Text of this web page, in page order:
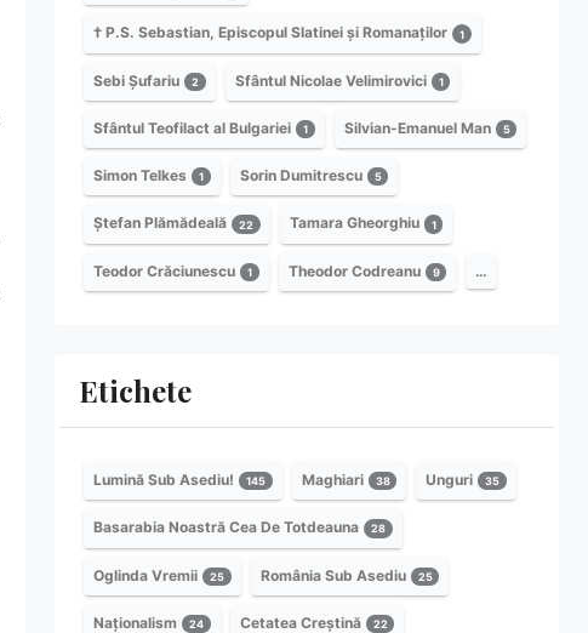
† P.S. Sebastian, Episcopul Slatinei și Romanaților 1
Sebi Șufariu 2 Sfântul Nicolae Velimirovici 1
Sfântul Teofilact al Bulgariei 1 Silvian-Emanuel Man 5
Simon Telkes 1 Sorin Dumitrescu 5
Ștefan Plămădeală 22 Tamara Gheorghiu 1
Teodor Crăciunescu 1 Theodor Codreanu 9 …
Etichete
Lumină Sub Asediu! 145 Maghiari 38 Unguri 35
Basarabia Noastră Cea De Totdeauna 28
Oglinda Vremii 25 România Sub Asediu 25
Naționalism 24 Cetatea Creștină 22